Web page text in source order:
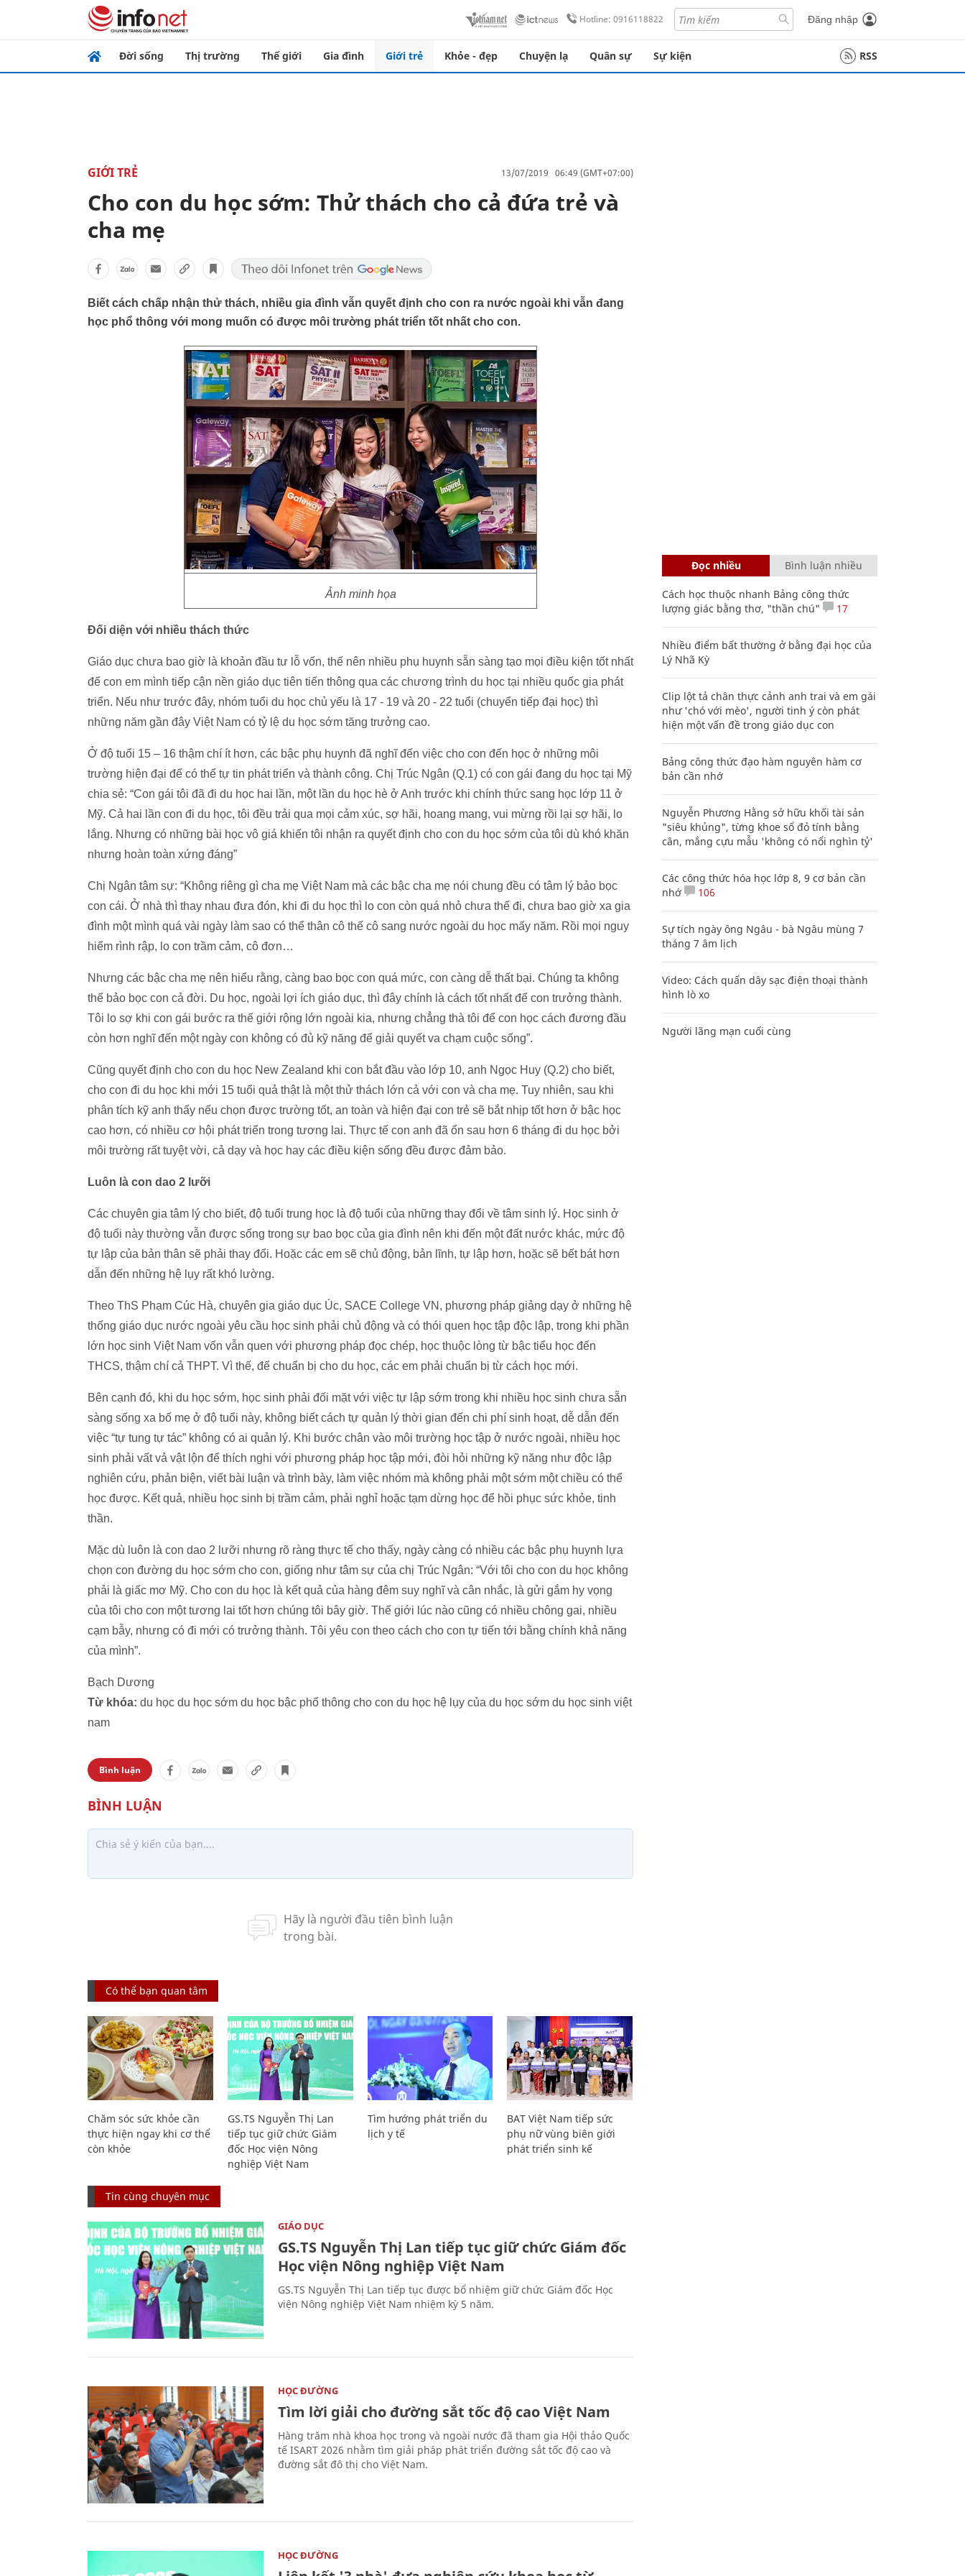
Hotline: 0916118822 Đăng nhập
Đời sống Thị trường Thế giới Gia đình Giới trẻ Khỏe - đẹp Chuyện lạ Quân sự Sự kiện RSS
GIỚI TRẺ 13/07/2019 06:49 (GMT+07:00)
Cho con du học sớm: Thử thách cho cả đứa trẻ và
cha mẹ
Biết cách chấp nhận thử thách, nhiều gia đình vẫn quyết định cho con ra nước ngoài khi vẫn đang
học phổ thông với mong muốn có được môi trường phát triển tốt nhất cho con.
Ảnh minh họa
Đối diện với nhiều thách thức
Giáo dục chưa bao giờ là khoản đầu tư lỗ vốn, thế nên nhiều phụ huynh sẵn sàng tạo mọi điều kiện tốt nhất
để con em mình tiếp cận nền giáo dục tiên tiến thông qua các chương trình du học tại nhiều quốc gia phát
triển. Nếu như trước đây, nhóm tuổi du học chủ yếu là 17 - 19 và 20 - 22 tuổi (chuyển tiếp đại học) thì
những năm gần đây Việt Nam có tỷ lệ du học sớm tăng trưởng cao.
Ở độ tuổi 15 – 16 thậm chí ít hơn, các bậc phụ huynh đã nghĩ đến việc cho con đến học ở những môi
trường hiện đại để có thể tự tin phát triển và thành công. Chị Trúc Ngân (Q.1) có con gái đang du học tại Mỹ
chia sẻ: “Con gái tôi đã đi du học hai lần, một lần du học hè ở Anh trước khi chính thức sang học lớp 11 ở
Mỹ. Cả hai lần con đi du học, tôi đều trải qua mọi cảm xúc, sợ hãi, hoang mang, vui mừng rồi lại sợ hãi, lo
lắng. Nhưng có những bài học vô giá khiến tôi nhận ra quyết định cho con du học sớm của tôi dù khó khăn
nhưng hoàn toàn xứng đáng”
Chị Ngân tâm sự: “Không riêng gì cha mẹ Việt Nam mà các bậc cha mẹ nói chung đều có tâm lý bảo bọc
con cái. Ở nhà thì thay nhau đưa đón, khi đi du học thì lo con còn quá nhỏ chưa thể đi, chưa bao giờ xa gia
đình một mình quá vài ngày làm sao có thể thân cô thế cô sang nước ngoài du học mấy năm. Rồi mọi nguy
hiểm rình rập, lo con trầm cảm, cô đơn…
Nhưng các bậc cha mẹ nên hiểu rằng, càng bao bọc con quá mức, con càng dễ thất bại. Chúng ta không
thể bảo bọc con cả đời. Du học, ngoài lợi ích giáo dục, thì đây chính là cách tốt nhất để con trưởng thành.
Tôi lo sợ khi con gái bước ra thế giới rộng lớn ngoài kia, nhưng chẳng thà tôi để con học cách đương đầu
còn hơn nghĩ đến một ngày con không có đủ kỹ năng để giải quyết va chạm cuộc sống”.
Cũng quyết định cho con du học New Zealand khi con bắt đầu vào lớp 10, anh Ngọc Huy (Q.2) cho biết,
cho con đi du học khi mới 15 tuổi quả thật là một thử thách lớn cả với con và cha mẹ. Tuy nhiên, sau khi
phân tích kỹ anh thấy nếu chọn được trường tốt, an toàn và hiện đại con trẻ sẽ bắt nhịp tốt hơn ở bậc học
cao hơn, có nhiều cơ hội phát triển trong tương lai. Thực tế con anh đã ổn sau hơn 6 tháng đi du học bởi
môi trường rất tuyệt vời, cả dạy và học hay các điều kiện sống đều được đảm bảo.
Luôn là con dao 2 lưỡi
Các chuyên gia tâm lý cho biết, độ tuổi trung học là độ tuổi của những thay đổi về tâm sinh lý. Học sinh ở
độ tuổi này thường vẫn được sống trong sự bao bọc của gia đình nên khi đến một đất nước khác, mức độ
tự lập của bản thân sẽ phải thay đổi. Hoặc các em sẽ chủ động, bản lĩnh, tự lập hơn, hoặc sẽ bết bát hơn
dẫn đến những hệ lụy rất khó lường.
Theo ThS Phạm Cúc Hà, chuyên gia giáo dục Úc, SACE College VN, phương pháp giảng dạy ở những hệ
thống giáo dục nước ngoài yêu cầu học sinh phải chủ động và có thói quen học tập độc lập, trong khi phần
lớn học sinh Việt Nam vốn vẫn quen với phương pháp đọc chép, học thuộc lòng từ bậc tiểu học đến
THCS, thậm chí cả THPT. Vì thế, để chuẩn bị cho du học, các em phải chuẩn bị từ cách học mới.
Bên cạnh đó, khi du học sớm, học sinh phải đối mặt với việc tự lập sớm trong khi nhiều học sinh chưa sẵn
sàng sống xa bố mẹ ở độ tuổi này, không biết cách tự quản lý thời gian đến chi phí sinh hoạt, dễ dẫn đến
việc “tự tung tự tác” không có ai quản lý. Khi bước chân vào môi trường học tập ở nước ngoài, nhiều học
sinh phải vất vả vật lộn để thích nghi với phương pháp học tập mới, đòi hỏi những kỹ năng như độc lập
nghiên cứu, phản biện, viết bài luận và trình bày, làm việc nhóm mà không phải một sớm một chiều có thể
học được. Kết quả, nhiều học sinh bị trầm cảm, phải nghỉ hoặc tạm dừng học để hồi phục sức khỏe, tinh
thần.
Mặc dù luôn là con dao 2 lưỡi nhưng rõ ràng thực tế cho thấy, ngày càng có nhiều các bậc phụ huynh lựa
chọn con đường du học sớm cho con, giống như tâm sự của chị Trúc Ngân: “Với tôi cho con du học không
phải là giấc mơ Mỹ. Cho con du học là kết quả của hàng đêm suy nghĩ và cân nhắc, là gửi gắm hy vọng
của tôi cho con một tương lai tốt hơn chúng tôi bây giờ. Thế giới lúc nào cũng có nhiều chông gai, nhiều
cạm bẫy, nhưng có đi mới có trưởng thành. Tôi yêu con theo cách cho con tự tiến tới bằng chính khả năng
của mình”.
Bạch Dương
Từ khóa: du học du học sớm du học bậc phổ thông cho con du học hệ lụy của du học sớm du học sinh việt
nam
Bình luận
Có thể bạn quan tâm
Chăm sóc sức khỏe cần
thực hiện ngay khi cơ thể
còn khỏe
GS.TS Nguyễn Thị Lan
tiếp tục giữ chức Giám
đốc Học viện Nông
nghiệp Việt Nam
Tìm hướng phát triển du
lịch y tế
BAT Việt Nam tiếp sức
phụ nữ vùng biên giới
phát triển sinh kế
Tin cùng chuyên mục
GIÁO DỤC
GS.TS Nguyễn Thị Lan tiếp tục giữ chức Giám đốc
Học viện Nông nghiệp Việt Nam
GS.TS Nguyễn Thị Lan tiếp tục được bổ nhiệm giữ chức Giám đốc Học
viện Nông nghiệp Việt Nam nhiệm kỳ 5 năm.
HỌC ĐƯỜNG
Tìm lời giải cho đường sắt tốc độ cao Việt Nam
Hàng trăm nhà khoa học trong và ngoài nước đã tham gia Hội thảo Quốc
tế ISART 2026 nhằm tìm giải pháp phát triển đường sắt tốc độ cao và
đường sắt đô thị cho Việt Nam.
HỌC ĐƯỜNG
Đọc nhiều Bình luận nhiều
Cách học thuộc nhanh Bảng công thức
lượng giác bằng thơ, "thần chú"
17
Nhiều điểm bất thường ở bằng đại học của
Lý Nhã Kỳ
Clip lột tả chân thực cảnh anh trai và em gái
như 'chó với mèo', người tinh ý còn phát
hiện một vấn đề trong giáo dục con
Bảng công thức đạo hàm nguyên hàm cơ
bản cần nhớ
Nguyễn Phương Hằng sở hữu khối tài sản
"siêu khủng", từng khoe sổ đỏ tính bằng
cân, mắng cựu mẫu 'không có nổi nghìn tỷ'
Các công thức hóa học lớp 8, 9 cơ bản cần
nhớ
106
Sự tích ngày ông Ngâu - bà Ngâu mùng 7
tháng 7 âm lịch
Video: Cách quấn dây sạc điện thoại thành
hình lò xo
Người lãng mạn cuối cùng